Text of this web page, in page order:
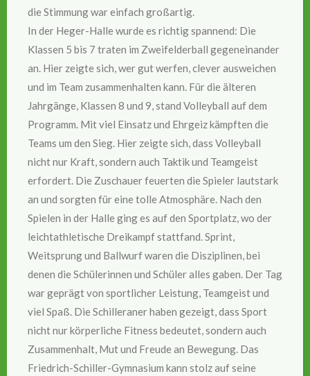
die Stimmung war einfach großartig.
In der Heger-Halle wurde es richtig spannend: Die
Klassen 5 bis 7 traten im Zweifelderball gegeneinander
an. Hier zeigte sich, wer gut werfen, clever ausweichen
und im Team zusammenhalten kann. Für die älteren
Jahrgänge, Klassen 8 und 9, stand Volleyball auf dem
Programm. Mit viel Einsatz und Ehrgeiz kämpften die
Teams um den Sieg. Hier zeigte sich, dass Volleyball
nicht nur Kraft, sondern auch Taktik und Teamgeist
erfordert. Die Zuschauer feuerten die Spieler lautstark
an und sorgten für eine tolle Atmosphäre. Nach den
Spielen in der Halle ging es auf den Sportplatz, wo der
leichtathletische Dreikampf stattfand. Sprint,
Weitsprung und Ballwurf waren die Disziplinen, bei
denen die Schülerinnen und Schüler alles gaben. Der Tag
war geprägt von sportlicher Leistung, Teamgeist und
viel Spaß. Die Schilleraner haben gezeigt, dass Sport
nicht nur körperliche Fitness bedeutet, sondern auch
Zusammenhalt, Mut und Freude an Bewegung. Das
Friedrich-Schiller-Gymnasium kann stolz auf seine